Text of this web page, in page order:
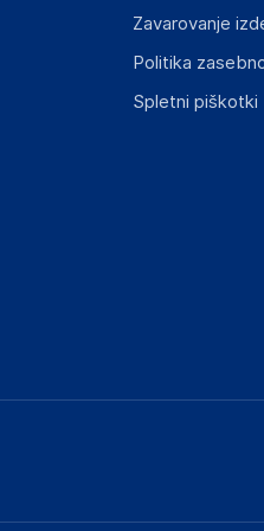
Zavarovanje
Politika
Spletni piškotki